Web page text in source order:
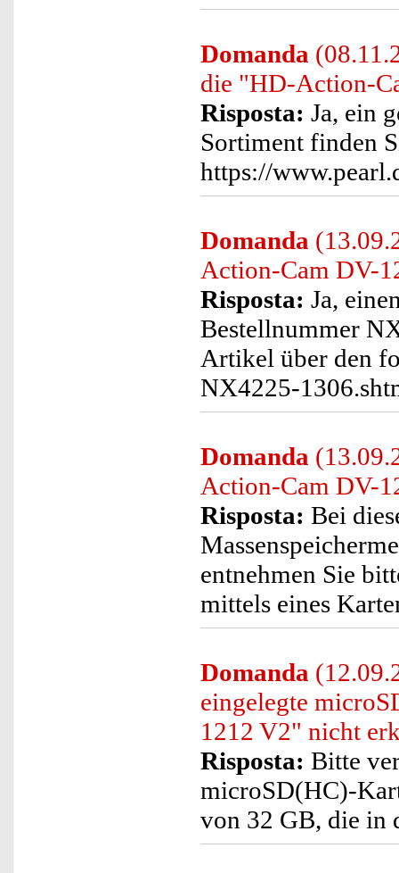
Domanda
die "HD-Action-
Risposta: Ja, ein
Sortiment finden
https://
Domanda
Action-Cam DV-
Risposta: Ja,
Bestellnummer
Artikel über den
NX4225-
Domanda
Action-Cam DV-
Risposta: Bei
entnehmen Sie
mittels eines
Domanda
eingelegte
1212 V2" nicht
Risposta: Bitte
microSD(HC)-
von 32 GB, die in